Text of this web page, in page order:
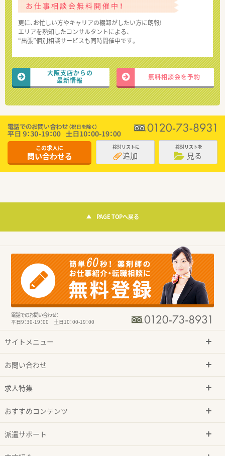
お仕事相談会無料開催中！
更に、お忙しい方やキャリアの棚卸がしたい方に朗報!
エリアを熟知したコンサルタントによる、
“出張”個別相談サービスも同時開催中です。
大阪支店からの
最新情報
無料相談会を予約
この求人に
問い合わせる
検討リストに
追加
検討リストを
見る
PAGE TOPへ戻る
電話でのお問い合わせ：
平日9：30-19：00 土日10：00-19：00
サイトメニュー
お問い合わせ
求人特集
おすすめコンテンツ
派遣サポート